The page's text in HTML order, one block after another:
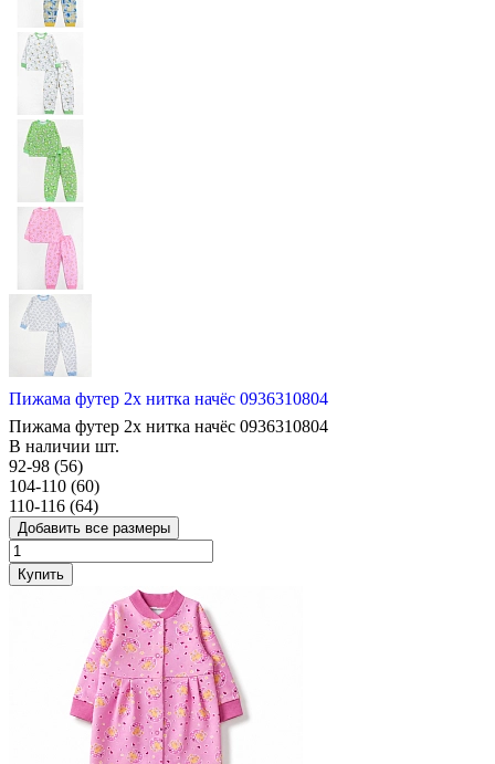
Пижама футер 2х нитка начёс 0936310804
Пижама футер 2х нитка начёс 0936310804
В наличии шт.
92-98 (56)
104-110 (60)
110-116 (64)
Добавить все размеры
Купить